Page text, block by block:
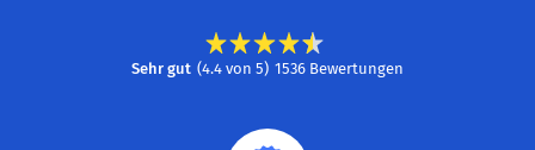
Sehr gut (4.4 von 5) 1536 Bewertungen